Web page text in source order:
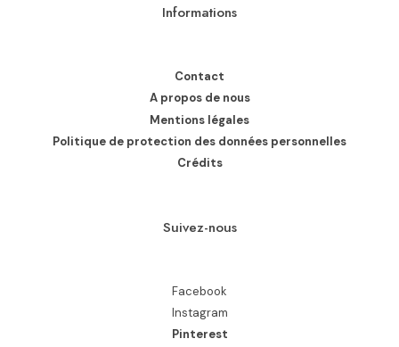
Informations
Contact
A propos de nous
Mentions légales
Politique de protection des données personnelles
Crédits
Suivez-nous
Facebook
Instagram
Pinterest